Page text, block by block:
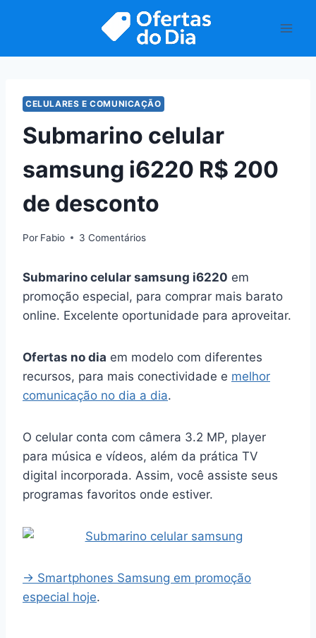
CELULARES E COMUNICAÇÃO
Submarino celular
samsung i6220 R$ 200
de desconto
Por Fabio 3 Comentários
Submarino celular samsung i6220 em
promoção especial, para comprar mais barato
online. Excelente oportunidade para aproveitar.
Ofertas no dia em modelo com diferentes
recursos, para mais conectividade e melhor
comunicação no dia a dia.
O celular conta com câmera 3.2 MP, player
para música e vídeos, além da prática TV
digital incorporada. Assim, você assiste seus
programas favoritos onde estiver.
→ Smartphones Samsung em promoção
especial hoje.